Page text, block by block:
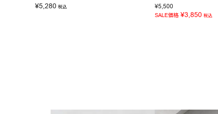
¥5,280 税込 ¥5,500
SALE価格 ¥3,850 税込